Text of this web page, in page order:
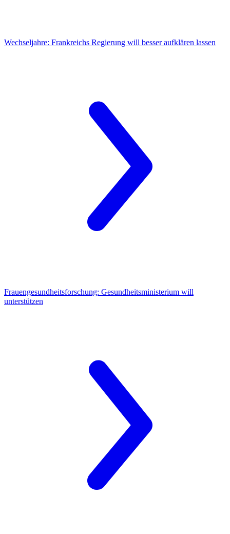
Wechseljahre: Frankreichs Regierung will besser aufklären lassen
Frauengesundheitsforschung: Gesundheitsministerium will
unterstützen